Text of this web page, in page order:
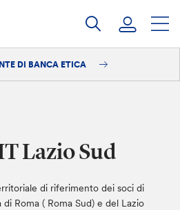
DI BANCA ETICA
Lazio Sud
di riferimento dei soci di
Roma ( Roma Sud) e del Lazio